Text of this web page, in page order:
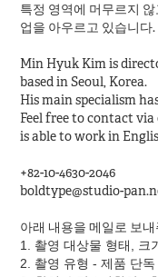
특정 영역에 머무르지
업을 아우르고 있습니다.
Min Hyuk Kim is
based in Seoul, Korea.
His main specialism
Feel free to contact
is able to work in
+82-10-4630-2046
boldtype@studio-
아래 내용을 메일로 보
1. 촬영 대상물 형태, 크
2. 촬영 유형 - 제품 단